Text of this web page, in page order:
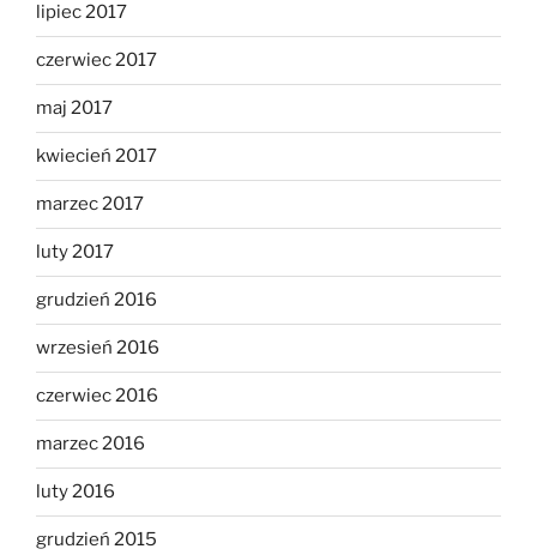
lipiec 2017
czerwiec 2017
maj 2017
kwiecień 2017
marzec 2017
luty 2017
grudzień 2016
wrzesień 2016
czerwiec 2016
marzec 2016
luty 2016
grudzień 2015